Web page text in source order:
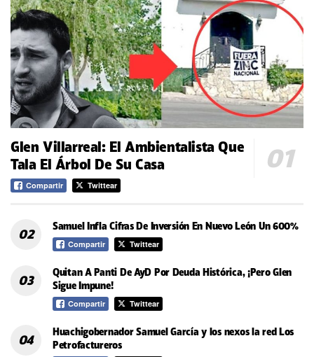
Glen Villarreal: El Ambientalista Que
Tala El Árbol De Su Casa
Compartir Twittear
Samuel Infla Cifras De Inversión En Nuevo León Un 600%
Compartir Twittear
Quitan A Panti De AyD Por Deuda Histórica, ¡Pero Glen
Sigue Impune!
Compartir Twittear
Huachigobernador Samuel García y los nexos la red Los
Petrofactureros